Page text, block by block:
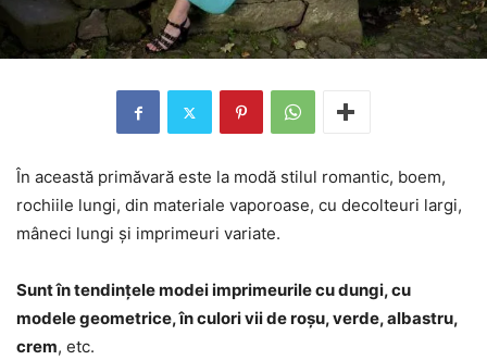
În această primăvară este la modă stilul romantic, boem,
rochiile lungi, din materiale vaporoase, cu decolteuri largi,
mâneci lungi și imprimeuri variate.
Sunt în tendințele modei imprimeurile cu dungi, cu
modele geometrice, în culori vii de roșu, verde, albastru,
crem, etc.